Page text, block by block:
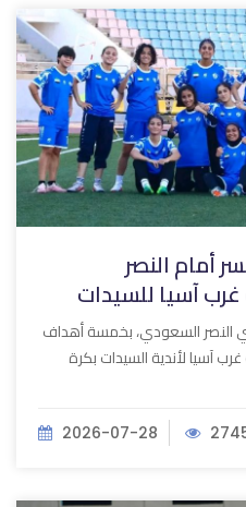
أمام النصر
آسيا للسيدات
النصر السعودي، بخمسة أهداف
آسيا لأندية السيدات بكرة
2026-07-28